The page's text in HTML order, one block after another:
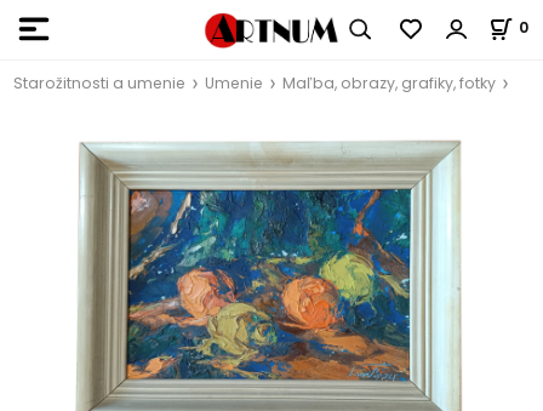
0
Starožitnosti a umenie Umenie Maľba, obrazy, grafiky, fotky